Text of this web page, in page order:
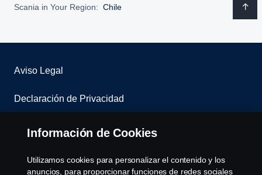
Scania in Your Region: Chile
Aviso Legal
Declaración de Privacidad
Contáctenos
Sistema de denuncias
Información de Cookies
Utilizamos cookies para personalizar el contenido y los
anuncios, para proporcionar funciones de redes sociales